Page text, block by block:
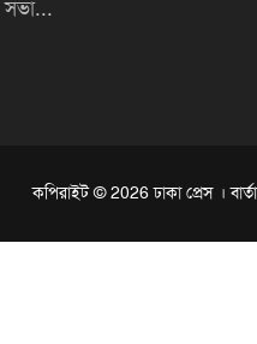
সভা...
কপিরাইট © 2026 ঢাকা প্রেস ।